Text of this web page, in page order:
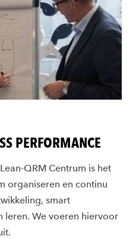
PERFORMANCE
QRM Centrum is het
organiseren en continu
smart
leren. We voeren hiervoor